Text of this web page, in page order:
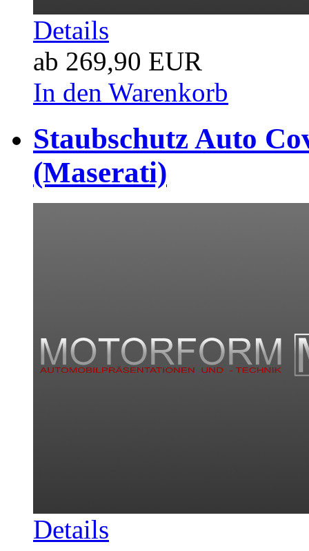
Details
ab 269,90 EUR
In den Warenkorb
Staubschutz Auto
(Maserati)
Details